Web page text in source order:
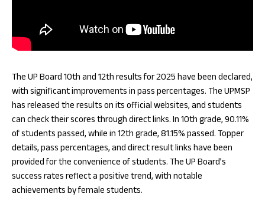
The UP Board 10th and 12th results for 2025 have been declared,
with significant improvements in pass percentages. The UPMSP
has released the results on its official websites, and students
can check their scores through direct links. In 10th grade, 90.11%
of students passed, while in 12th grade, 81.15% passed. Topper
details, pass percentages, and direct result links have been
provided for the convenience of students. The UP Board’s
success rates reflect a positive trend, with notable
achievements by female students.